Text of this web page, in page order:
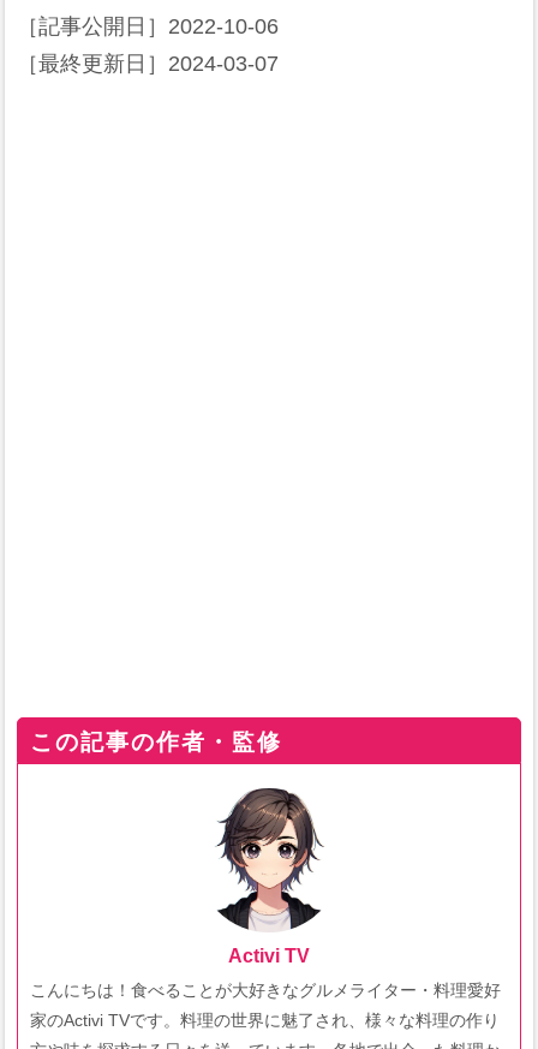
［記事公開日］ 2022-10-06
［最終更新日］ 2024-03-07
この記事の作者・監修
Activi TV
こんにちは！食べることが大好きなグルメライター・料理愛好
家のActivi TVです。料理の世界に魅了され、様々な料理の作り